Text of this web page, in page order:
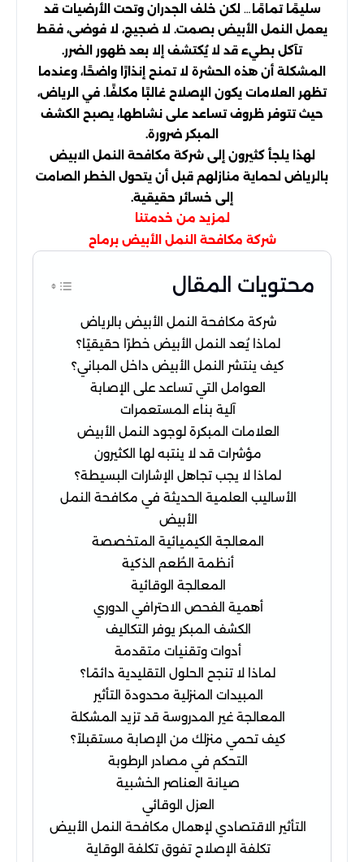
سليمًا تمامًا… لكن خلف الجدران وتحت الأرضيات قد
يعمل النمل الأبيض بصمت. لا ضجيج، لا فوضى، فقط
تآكل بطيء قد لا يُكتشف إلا بعد ظهور الضرر.
المشكلة أن هذه الحشرة لا تمنح إنذارًا واضحًا، وعندما
تظهر العلامات يكون الإصلاح غالبًا مكلفًا. في الرياض،
حيث تتوفر ظروف تساعد على نشاطها، يصبح الكشف
المبكر ضرورة.
لهذا يلجأ كثيرون إلى شركة مكافحة النمل الابيض
بالرياض لحماية منازلهم قبل أن يتحول الخطر الصامت
إلى خسائر حقيقية.
لمزيد من خدمتنا
شركة مكافحة النمل الأبيض برماح
محتويات المقال
شركة مكافحة النمل الأبيض بالرياض
لماذا يُعد النمل الأبيض خطرًا حقيقيًا؟
كيف ينتشر النمل الأبيض داخل المباني؟
العوامل التي تساعد على الإصابة
آلية بناء المستعمرات
العلامات المبكرة لوجود النمل الأبيض
مؤشرات قد لا ينتبه لها الكثيرون
لماذا لا يجب تجاهل الإشارات البسيطة؟
الأساليب العلمية الحديثة في مكافحة النمل
الأبيض
المعالجة الكيميائية المتخصصة
أنظمة الطُعم الذكية
المعالجة الوقائية
أهمية الفحص الاحترافي الدوري
الكشف المبكر يوفر التكاليف
أدوات وتقنيات متقدمة
لماذا لا تنجح الحلول التقليدية دائمًا؟
المبيدات المنزلية محدودة التأثير
المعالجة غير المدروسة قد تزيد المشكلة
كيف تحمي منزلك من الإصابة مستقبلاً؟
التحكم في مصادر الرطوبة
صيانة العناصر الخشبية
العزل الوقائي
التأثير الاقتصادي لإهمال مكافحة النمل الأبيض
تكلفة الإصلاح تفوق تكلفة الوقاية